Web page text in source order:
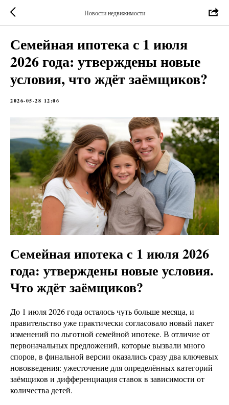
Новости недвижимости
Семейная ипотека с 1 июля
2026 года: утверждены новые
условия, что ждёт заёмщиков?
2026-05-28 12:06
Семейная ипотека с 1 июля 2026
года: утверждены новые условия.
Что ждёт заёмщиков?
До 1 июля 2026 года осталось чуть больше месяца, и
правительство уже практически согласовало новый пакет
изменений по льготной семейной ипотеке. В отличие от
первоначальных предложений, которые вызвали много
споров, в финальной версии оказались сразу два ключевых
нововведения: ужесточение для определённых категорий
заёмщиков и дифференциация ставок в зависимости от
количества детей.